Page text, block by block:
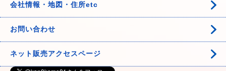
会社情報・地図・住所etc
お問い合わせ
ネット販売アクセスページ